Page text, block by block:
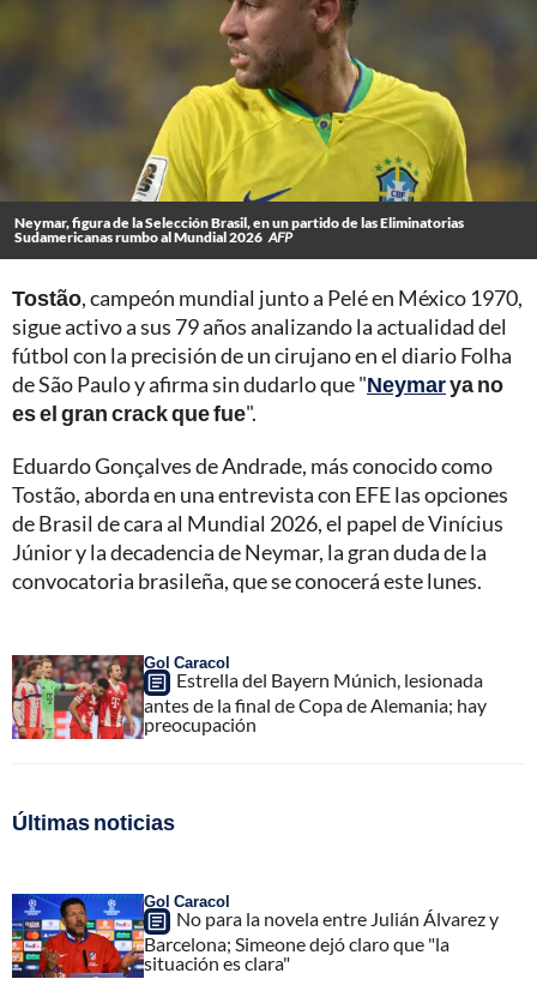
Neymar, figura de la Selección Brasil, en un partido de las Eliminatorias
Sudamericanas rumbo al Mundial 2026 AFP
Tostão, campeón mundial junto a Pelé en México 1970,
sigue activo a sus 79 años analizando la actualidad del
fútbol con la precisión de un cirujano en el diario Folha
de São Paulo y afirma sin dudarlo que "Neymarya no
es el gran crack que fue".
Eduardo Gonçalves de Andrade, más conocido como
Tostão, aborda en una entrevista con EFE las opciones
de Brasil de cara al Mundial 2026, el papel de Vinícius
Júnior y la decadencia de Neymar, la gran duda de la
convocatoria brasileña, que se conocerá este lunes.
Gol Caracol
Estrella del Bayern Múnich, lesionada
antes de la final de Copa de Alemania; hay
preocupación
Últimas noticias
Gol Caracol
No para la novela entre Julián Álvarez y
Barcelona; Simeone dejó claro que "la
situación es clara"